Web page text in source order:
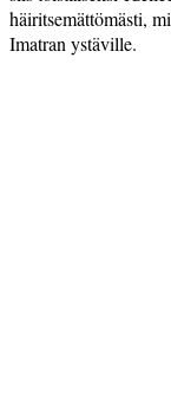
häiritsemättömästi,
Imatran ystäville.